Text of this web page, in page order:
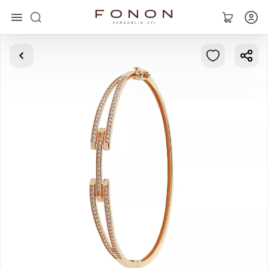
Главная